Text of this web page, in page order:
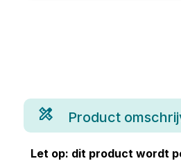
Product
Let op: dit product wordt